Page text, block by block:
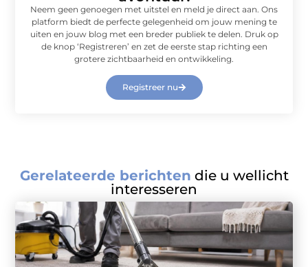
Neem geen genoegen met uitstel en meld je direct aan. Ons
platform biedt de perfecte gelegenheid om jouw mening te
uiten en jouw blog met een breder publiek te delen. Druk op
de knop ‘Registreren’ en zet de eerste stap richting een
grotere zichtbaarheid en ontwikkeling.
Registreer nu
Gerelateerde berichten die u wellicht
interesseren